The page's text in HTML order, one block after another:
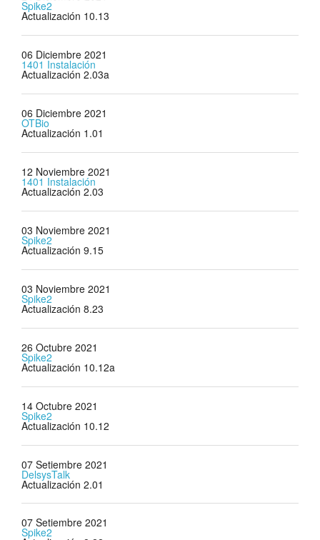
Spike2
Actualización 10.13
06 Diciembre 2021
1401 Instalación
Actualización 2.03a
06 Diciembre 2021
OTBio
Actualización 1.01
12 Noviembre 2021
1401 Instalación
Actualización 2.03
03 Noviembre 2021
Spike2
Actualización 9.15
03 Noviembre 2021
Spike2
Actualización 8.23
26 Octubre 2021
Spike2
Actualización 10.12a
14 Octubre 2021
Spike2
Actualización 10.12
07 Setiembre 2021
DelsysTalk
Actualización 2.01
07 Setiembre 2021
Spike2